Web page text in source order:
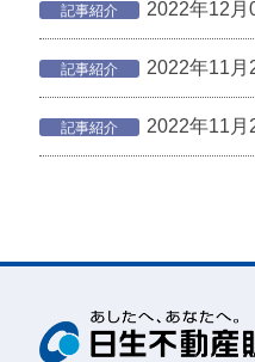
記事紹介 2022年12月
記事紹介 2022年11月
記事紹介 2022年11月